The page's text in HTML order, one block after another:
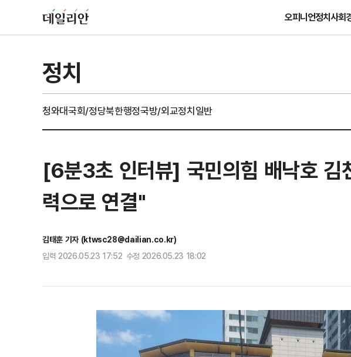
오피니언정치사회
정치
청와대국회/정당북한행정국방/외교정치일반
[6분3초 인터뷰] 국민의힘 배낙호 김
력으로 연결"
김태훈 기자 (ktwsc28@dailian.co.kr)
입력 2026.05.23 17:52 수정 2026.05.23 18:02